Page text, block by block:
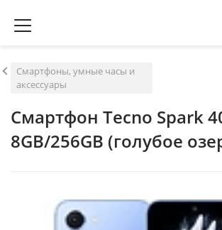
Смартфоны, умные часы и
аксессуары
Смартфон Tecno Spark
8GB/256GB (голубое